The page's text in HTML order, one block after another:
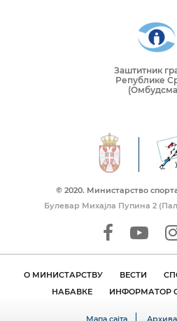
Заштитник
Републике
© 2020. Mинистарство
Булевар Михајла Пупина 2
О МИНИСТАРСТВУ ВЕСТИ
НАБАВКЕ
ИНФОРМАТОР
Мапа сајта Архива